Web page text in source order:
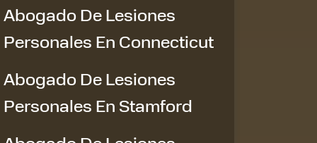
Abogado De Lesiones
Personales En Connecticut
Abogado De Lesiones
Personales En Stamford